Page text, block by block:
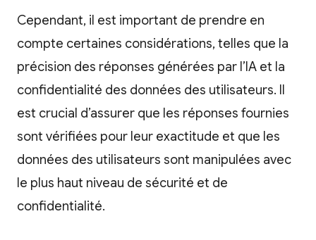
Cependant, il est important de prendre en
compte certaines considérations, telles que la
précision des réponses générées par l’IA et la
confidentialité des données des utilisateurs. Il
est crucial d’assurer que les réponses fournies
sont vérifiées pour leur exactitude et que les
données des utilisateurs sont manipulées avec
le plus haut niveau de sécurité et de
confidentialité.